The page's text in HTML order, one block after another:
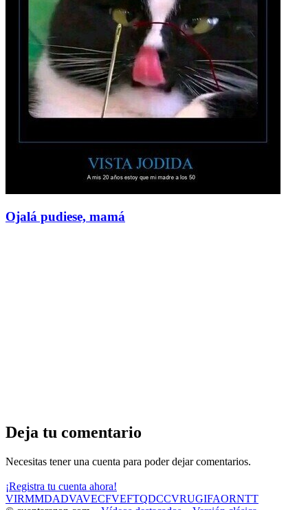
Ojalá pudiese, mamá
Deja tu comentario
Necesitas tener una cuenta para poder dejar comentarios.
¡Registra tu cuenta ahora!
VIRMMDADVAVECFVEFTQDCCVRUGIFAORNTT